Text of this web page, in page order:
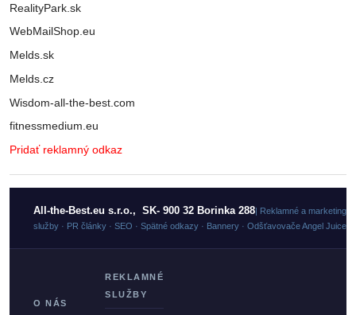
RealityPark.sk
WebMailShop.eu
Melds.sk
Melds.cz
Wisdom-all-the-best.com
fitnessmedium.eu
Pridať reklamný odkaz
All-the-Best.eu s.r.o., SK- 900 32 Borinka 288| Reklamné a
služby · PR články · SEO · Spätné odkazy · Bannery · Odšťavovače Angel Juicer
O NÁS
REKLAMNÉ
SLUŽBY